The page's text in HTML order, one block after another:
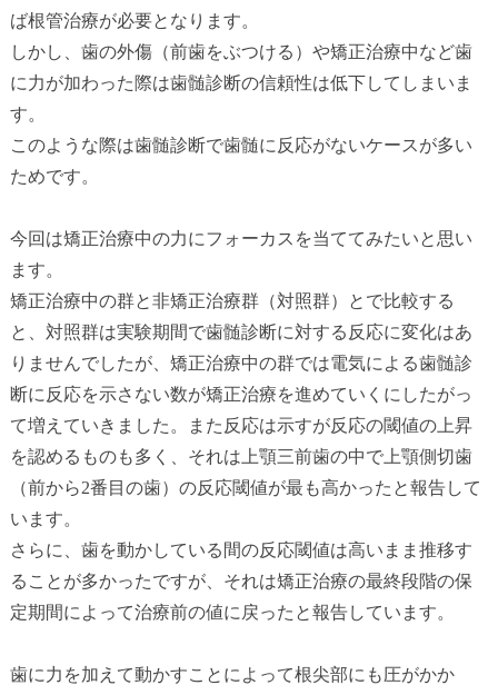
ば根管治療が必要となります。
しかし、歯の外傷（前歯をぶつける）や矯正治療中など歯
に力が加わった際は歯髄診断の信頼性は低下してしまいま
す。
このような際は歯髄診断で歯髄に反応がないケースが多い
ためです。
今回は矯正治療中の力にフォーカスを当ててみたいと思い
ます。
矯正治療中の群と非矯正治療群（対照群）とで比較する
と、対照群は実験期間で歯髄診断に対する反応に変化はあ
りませんでしたが、矯正治療中の群では電気による歯髄診
断に反応を示さない数が矯正治療を進めていくにしたがっ
て増えていきました。また反応は示すが反応の閾値の上昇
を認めるものも多く、それは上顎三前歯の中で上顎側切歯
（前から2番目の歯）の反応閾値が最も高かったと報告して
います。
さらに、歯を動かしている間の反応閾値は高いまま推移す
ることが多かったですが、それは矯正治療の最終段階の保
定期間によって治療前の値に戻ったと報告しています。
歯に力を加えて動かすことによって根尖部にも圧がかか